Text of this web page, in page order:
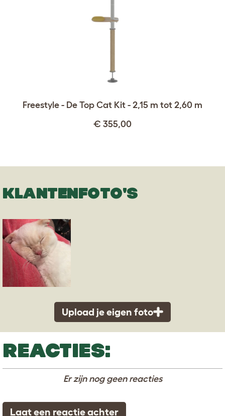
Freestyle - De Top Cat Kit - 2,15 m tot 2,60 m
€ 355,00
KLANTENFOTO'S
Upload je eigen foto
REACTIES:
Er zijn nog geen reacties
Laat een reactie achter